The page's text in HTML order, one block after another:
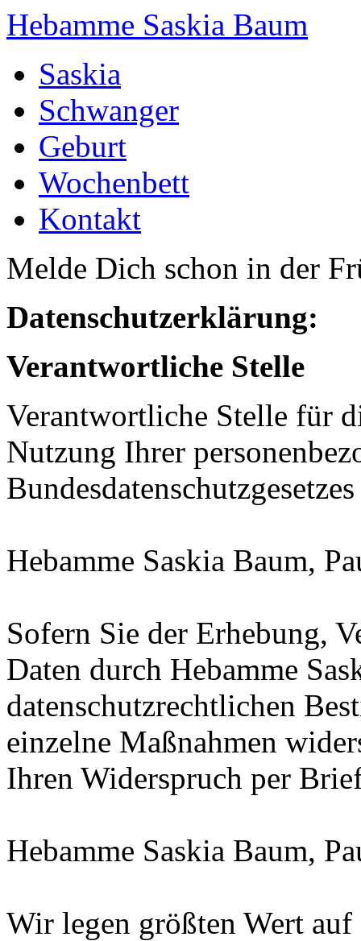
Hebamme Saskia Baum
Saskia
Schwanger
Geburt
Wochenbett
Kontakt
Melde Dich schon in der
Datenschutzerklärung:
Verantwortliche Stelle
Verantwortliche Stelle für
Nutzung Ihrer
Hebamme Saskia Baum,
Sofern Sie der Erhebung,
Daten durch Hebamme
datenschutzrechtlichen
einzelne Maßnahmen
Ihren Widerspruch per
Hebamme Saskia Baum,
Wir legen größten Wert